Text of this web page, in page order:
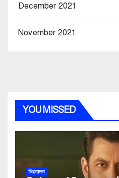
December 2021
November 2021
YOU MISSED
বিনোদন